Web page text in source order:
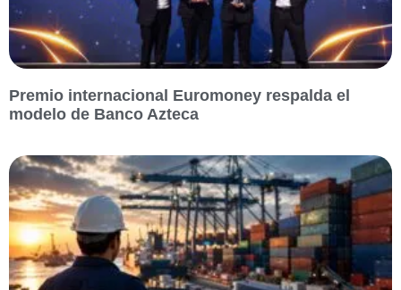
Premio internacional Euromoney respalda el
modelo de Banco Azteca